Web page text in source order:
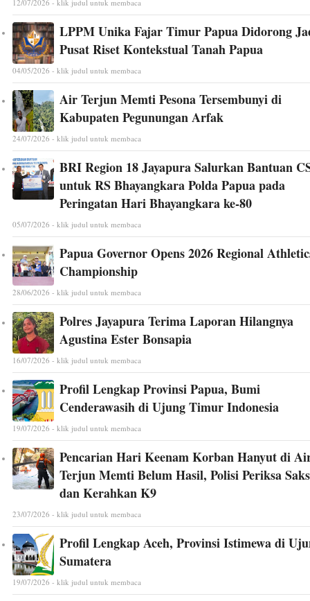
12/07/2026 - klik judul untuk membaca
LPPM Unika Fajar Timur Papua Didorong
Pusat Riset Kontekstual Tanah Papua
04/05/2026 - klik judul untuk membaca
Air Terjun Memti Pesona Tersembunyi di
Kabupaten Pegunungan Arfak
24/07/2026 - klik judul untuk membaca
BRI Region 18 Jayapura Salurkan Bantuan
untuk RS Bhayangkara Polda Papua pada
Peringatan Hari Bhayangkara ke-80
05/07/2026 - klik judul untuk membaca
Papua Governor Opens 2026 Regional
Championship
28/06/2026 - klik judul untuk membaca
Polres Jayapura Terima Laporan Hilangnya
Agustina Ester Bonsapia
16/07/2026 - klik judul untuk membaca
Profil Lengkap Provinsi Papua, Bumi
Cenderawasih di Ujung Timur Indonesia
19/07/2026 - klik judul untuk membaca
Pencarian Hari Keenam Korban Hanyut di
Terjun Memti Belum Hasil, Polisi Periksa
dan Kerahkan K9
23/07/2026 - klik judul untuk membaca
Profil Lengkap Aceh, Provinsi Istimewa di
Sumatera
19/07/2026 - klik judul untuk membaca